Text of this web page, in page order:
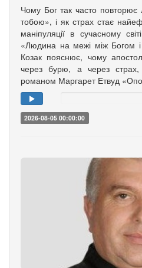
Чому Бог так часто
тобою», і як страх стає
маніпуляції в сучасному
«Людина на межі між Богом і
Козак пояснює, чому
через бурю, а через страх,
романом Маргарет Етвуд
2026-08-05 00:00:00